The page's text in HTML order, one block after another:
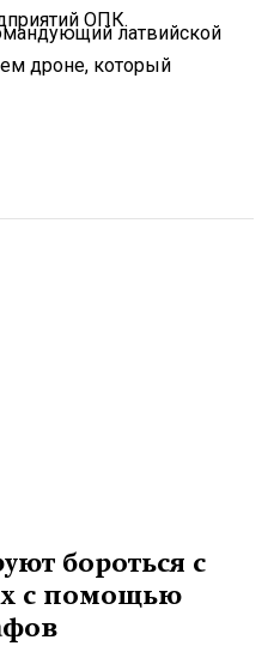
ОПК.
латвийской
дроне, который
бороться с
с помощью